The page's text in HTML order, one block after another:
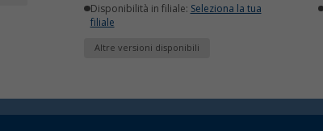
Disponibilità in filiale: Seleziona la tua
filiale
Altre versioni disponibili